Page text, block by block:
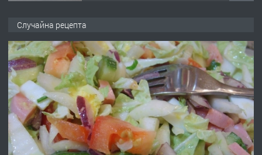
преди 6 месеца
ПРЕДЛАГА
Заведение /ресторант, бистро/ в с.
Чакаларово, община Кирково
преди 7 месеца
Случайна рецепта